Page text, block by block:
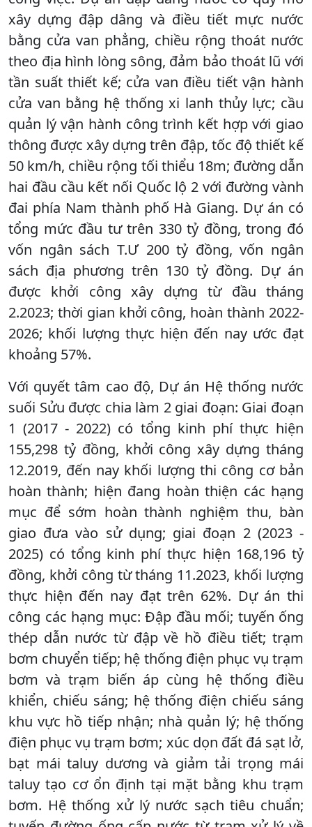
xây dựng đập dâng và điều tiết mực nước
bằng cửa van phẳng, chiều rộng thoát nước
theo địa hình lòng sông, đảm bảo thoát lũ với
tần suất thiết kế; cửa van điều tiết vận hành
cửa van bằng hệ thống xi lanh thủy lực; cầu
quản lý vận hành công trình kết hợp với giao
thông được xây dựng trên đập, tốc độ thiết kế
50 km/h, chiều rộng tối thiểu 18m; đường dẫn
hai đầu cầu kết nối Quốc lộ 2 với đường vành
đai phía Nam thành phố Hà Giang. Dự án có
tổng mức đầu tư trên 330 tỷ đồng, trong đó
vốn ngân sách T.Ư 200 tỷ đồng, vốn ngân
sách địa phương trên 130 tỷ đồng. Dự án
được khởi công xây dựng từ đầu tháng
2.2023; thời gian khởi công, hoàn thành 2022-
2026; khối lượng thực hiện đến nay ước đạt
khoảng 57%.
Với quyết tâm cao độ, Dự án Hệ thống nước
suối Sửu được chia làm 2 giai đoạn: Giai đoạn
1 (2017 - 2022) có tổng kinh phí thực hiện
155,298 tỷ đồng, khởi công xây dựng tháng
12.2019, đến nay khối lượng thi công cơ bản
hoàn thành; hiện đang hoàn thiện các hạng
mục để sớm hoàn thành nghiệm thu, bàn
giao đưa vào sử dụng; giai đoạn 2 (2023 -
2025) có tổng kinh phí thực hiện 168,196 tỷ
đồng, khởi công từ tháng 11.2023, khối lượng
thực hiện đến nay đạt trên 62%. Dự án thi
công các hạng mục: Đập đầu mối; tuyến ống
thép dẫn nước từ đập về hồ điều tiết; trạm
bơm chuyển tiếp; hệ thống điện phục vụ trạm
bơm và trạm biến áp cùng hệ thống điều
khiển, chiếu sáng; hệ thống điện chiếu sáng
khu vực hồ tiếp nhận; nhà quản lý; hệ thống
điện phục vụ trạm bơm; xúc dọn đất đá sạt lở,
bạt mái taluy dương và giảm tải trọng mái
taluy tạo cơ ổn định tại mặt bằng khu trạm
bơm. Hệ thống xử lý nước sạch tiêu chuẩn;